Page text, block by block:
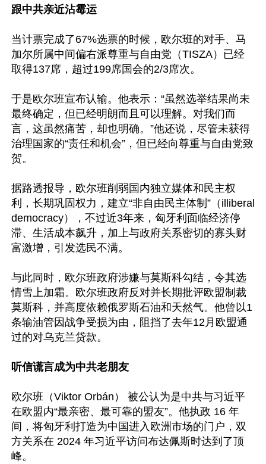
跟中共亲近沾霉运
当计票完成了67%选票的时候，欧尔班的对手、马
加尔所属中间偏右派尊重与自由党（TISZA）已经
取得137席，超过199席国会的2/3席次。
于是欧尔班宣布认输。他表示：“虽然选举结果尚未
最终确定，但已经明朗而且可以理解。对我们而
言，这虽然痛苦，却也明确。”他还说，尽管未获得
治理国家的“责任和机会”，但已经向尊重与自由党致
贺。
据路透报导，欧尔班削弱国内独立媒体和民主权
利，长期巩固权力，建立“非自由民主体制”（illiberal
democracy），不过近3年来，匈牙利面临经济停
滞、生活成本飙升，加上与政府关系密切的寡头财
富激增，引发选民不满。
与此同时，欧尔班政府涉嫌与莫斯科勾结，令其选
情雪上加霜。欧尔班政府反对并长期批评欧盟制裁
莫斯科，并高度依赖俄罗斯石油和天然气。他曾以1
条输油管因战争受损为由，阻挡了去年12月欧盟通
过的对乌克兰贷款。
听信谎言成为中共老朋友
欧尔班（Viktor Orbán） 被公认为是中共与习近平
在欧盟内“最亲密、最可靠的盟友”。他执政 16 年
间，将匈牙利打造为中国进入欧洲市场的门户，双
方关系在 2024 年习近平访问布达佩斯时达到了顶
峰。